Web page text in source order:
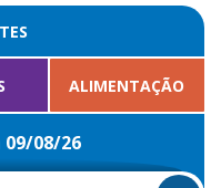
ALIMENTAÇÃO
08/26